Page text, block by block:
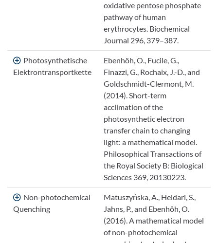
oxidative pentose phosphate
pathway of human
erythrocytes. Biochemical
Journal 296, 379–387.
Photosynthetische
Elektrontransportkette
Ebenhöh, O., Fucile, G.,
Finazzi, G., Rochaix, J.-D., and
Goldschmidt-Clermont, M.
(2014). Short-term
acclimation of the
photosynthetic electron
transfer chain to changing
light: a mathematical model.
Philosophical Transactions of
the Royal Society B: Biological
Sciences 369, 20130223.
Non-photochemical
Quenching
Matuszyńska, A., Heidari, S.,
Jahns, P., and Ebenhöh, O.
(2016). A mathematical model
of non-photochemical